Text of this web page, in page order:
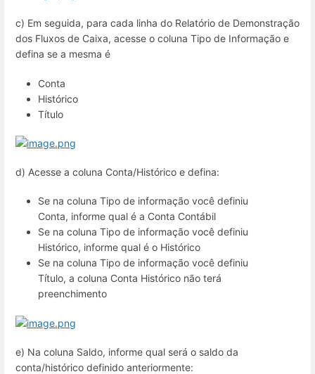
c) Em seguida, para cada linha do Relatório de Demonstração
dos Fluxos de Caixa, acesse o coluna Tipo de Informação e
defina se a mesma é
Conta
Histórico
Título
d) Acesse a coluna Conta/Histórico e defina:
Se na coluna Tipo de informação você definiu
Conta, informe qual é a Conta Contábil
Se na coluna Tipo de informação você definiu
Histórico, informe qual é o Histórico
Se na coluna Tipo de informação você definiu
Título, a coluna Conta Histórico não terá
preenchimento
e) Na coluna Saldo, informe qual será o saldo da
conta/histórico definido anteriormente: